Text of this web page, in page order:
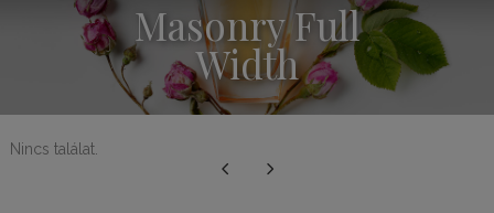
Masonry Full
Width
Nincs találat.